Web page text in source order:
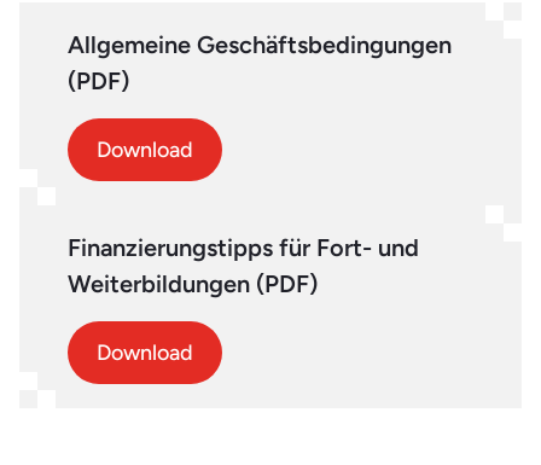
Allgemeine Geschäftsbedingungen
(PDF)
Download
Finanzierungstipps für Fort- und
Weiterbildungen (PDF)
Download